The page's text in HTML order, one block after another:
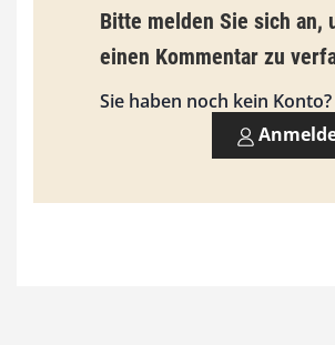
i
s
9
0
Bitte melden Sie sich an,
einen Kommentar zu
Sie haben noch kein Konto?